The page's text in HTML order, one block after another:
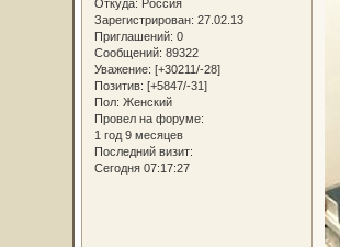
Откуда: Россия
Зарегистрирован: 27.02.13
Приглашений: 0
Сообщений: 89322
Уважение: [+30211/-28]
Позитив: [+5847/-31]
Пол: Женский
Провел на форуме:
1 год 9 месяцев
Последний визит:
Сегодня 07:17:27